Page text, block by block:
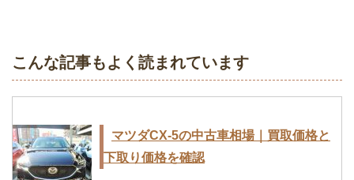
こんな記事もよく読まれています
マツダCX-5の中古車相場｜買取価格と
下取り価格を確認